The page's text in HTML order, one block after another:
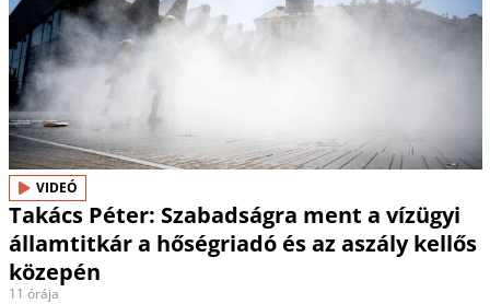
VIDEÓ
Takács Péter: Szabadságra ment a vízügyi
államtitkár a hőségriadó és az aszály kellős
közepén
11 órája